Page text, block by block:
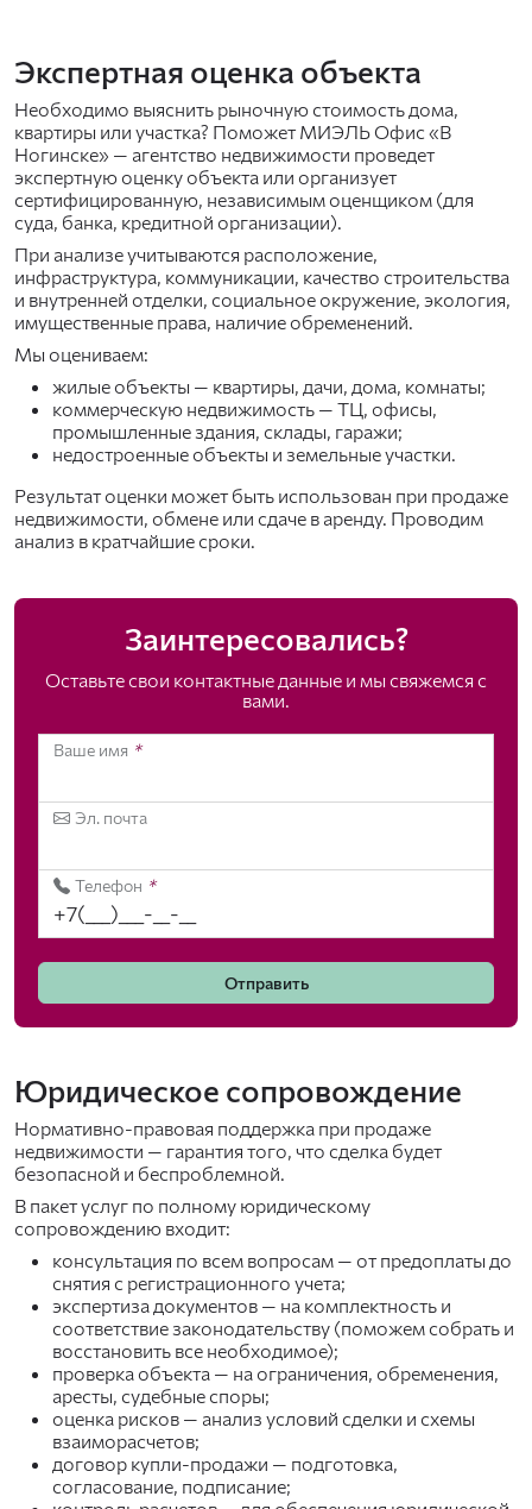
Экспертная оценка объекта
Необходимо выяснить рыночную стоимость дома,
квартиры или участка? Поможет МИЭЛЬ Офис «В
Ногинске» — агентство недвижимости проведет
экспертную оценку объекта или организует
сертифицированную, независимым оценщиком (для
суда, банка, кредитной организации).
При анализе учитываются расположение,
инфраструктура, коммуникации, качество строительства
и внутренней отделки, социальное окружение, экология,
имущественные права, наличие обременений.
Мы оцениваем:
жилые объекты — квартиры, дачи, дома, комнаты;
коммерческую недвижимость — ТЦ, офисы,
промышленные здания, склады, гаражи;
недостроенные объекты и земельные участки.
Результат оценки может быть использован при продаже
недвижимости, обмене или сдаче в аренду. Проводим
анализ в кратчайшие сроки.
Заинтересовались?
Оставьте свои контактные данные и мы свяжемся с
вами.
Ваше имя *
Эл. почта
Телефон *
Отправить
Юридическое сопровождение
Нормативно-правовая поддержка при продаже
недвижимости — гарантия того, что сделка будет
безопасной и беспроблемной.
В пакет услуг по полному юридическому
сопровождению входит:
консультация по всем вопросам — от предоплаты до
снятия с регистрационного учета;
экспертиза документов — на комплектность и
соответствие законодательству (поможем собрать и
восстановить все необходимое);
проверка объекта — на ограничения, обременения,
аресты, судебные споры;
оценка рисков — анализ условий сделки и схемы
взаиморасчетов;
договор купли-продажи — подготовка,
согласование, подписание;